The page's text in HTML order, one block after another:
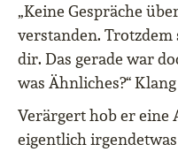
„Keine Gespräche
verstanden.
dir. Das gerade war
was Ähnliches?“
Verärgert hob er eine
eigentlich